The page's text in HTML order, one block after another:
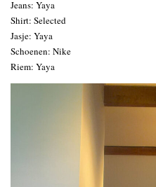
Jeans: Yaya
Shirt: Selected
Jasje: Yaya
Schoenen: Nike
Riem: Yaya